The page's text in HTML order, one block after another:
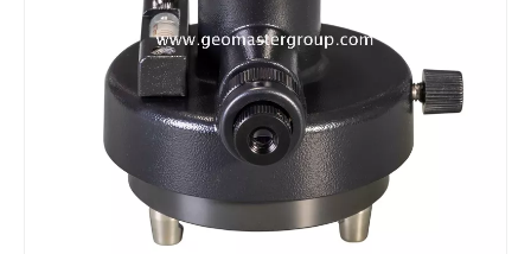
ปริซึมทรงกลม (5', เคลือบทองแดง)